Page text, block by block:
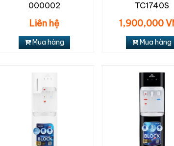
000002
Liên hệ
Mua hàng
TC1740S
1,900,000
Mua hàng